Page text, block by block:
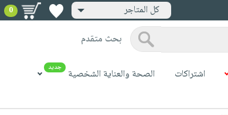
كل المتاجر 0
بحث متقدم
اشتراكات الصحة والعناية الشخصية جديد